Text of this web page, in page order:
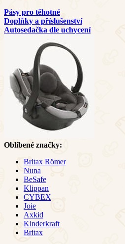
Pásy pro těhotné
Doplňky a příslušenství
Autosedačka dle uchycení
Oblíbené značky:
Britax Römer
Nuna
BeSafe
Klippan
CYBEX
Joie
Axkid
Kinderkraft
Britax